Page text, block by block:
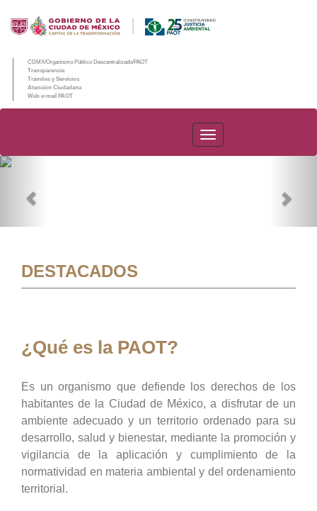
CDMX/Organismo Público Descentralizado/PAOT
Transparencia
Trámites y Servicios
Atención Ciudadana
Web e-mail PAOT
PAOT
DESTACADOS
¿Qué es la PAOT?
Es un organismo que defiende los derechos de los
habitantes de la Ciudad de México, a disfrutar de un
ambiente adecuado y un territorio ordenado para su
desarrollo, salud y bienestar, mediante la promoción y
vigilancia de la aplicación y cumplimiento de la
normatividad en materia ambiental y del ordenamiento
territorial.